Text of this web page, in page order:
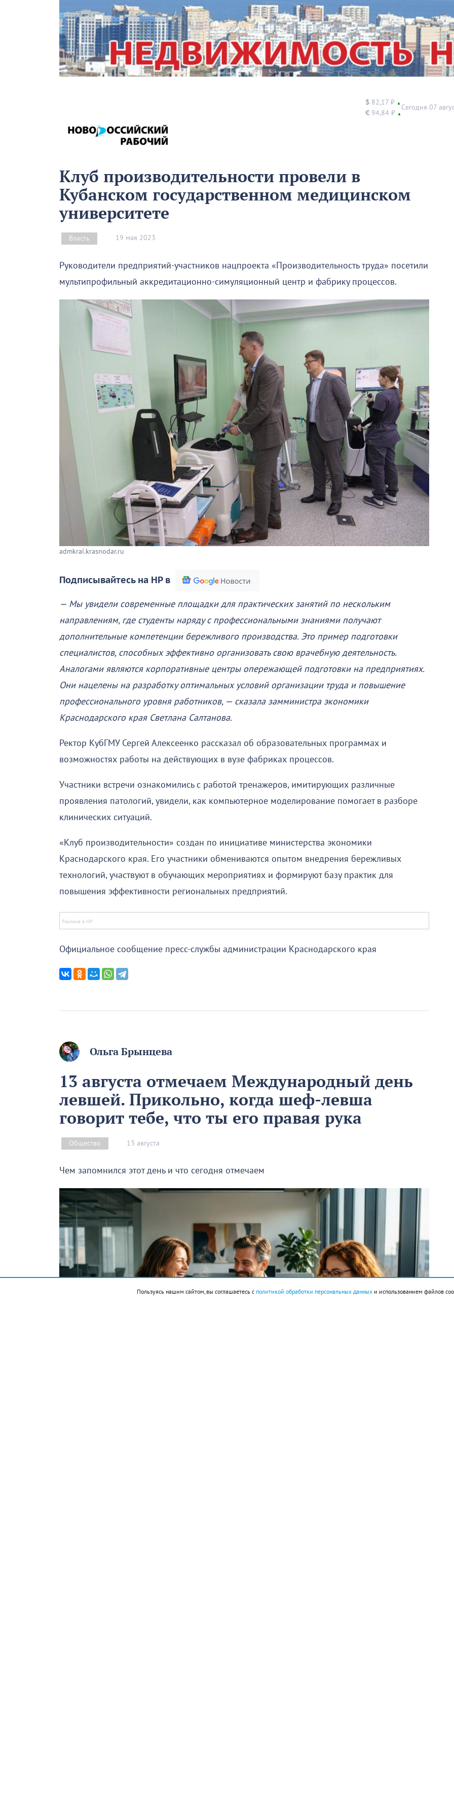
$ 82,17 ₽ ▲
€ 94,84 ₽ ▲
Сегодня 07
Клуб производительности провели в
Кубанском государственном медицинском
университете
Власть 19 мая 2023
Руководители предприятий-участников нацпроекта «Производительность труда» посетили
мультипрофильный аккредитационно-симуляционный центр и фабрику процессов.
admkrai.krasnodar.ru
Подписывайтесь на НР в
— Мы увидели современные площадки для практических занятий по нескольким
направлениям, где студенты наряду с профессиональными знаниями получают
дополнительные компетенции бережливого производства. Это пример подготовки
специалистов, способных эффективно организовать свою врачебную деятельность.
Аналогами являются корпоративные центры опережающей подготовки на предприятиях.
Они нацелены на разработку оптимальных условий организации труда и повышение
профессионального уровня работников, — сказала замминистра экономики
Краснодарского края Светлана Салтанова.
Ректор КубГМУ Сергей Алексеенко рассказал об образовательных программах и
возможностях работы на действующих в вузе фабриках процессов.
Участники встречи ознакомились с работой тренажеров, имитирующих различные
проявления патологий, увидели, как компьютерное моделирование помогает в разборе
клинических ситуаций.
«Клуб производительности» создан по инициативе министерства экономики
Краснодарского края. Его участники обмениваются опытом внедрения бережливых
технологий, участвуют в обучающих мероприятиях и формируют базу практик для
повышения эффективности региональных предприятий.
Официальное сообщение пресс-службы администрации Краснодарского края
Ольга Брынцева
13 августа отмечаем Международный день
левшей. Прикольно, когда шеф-левша
говорит тебе, что ты его правая рука
Общество 13 августа
Чем запомнился этот день и что сегодня отмечаем
Пользуясь нашим сайтом, вы соглашаетесь с политикой обработки персональных данныхи использованием файлов